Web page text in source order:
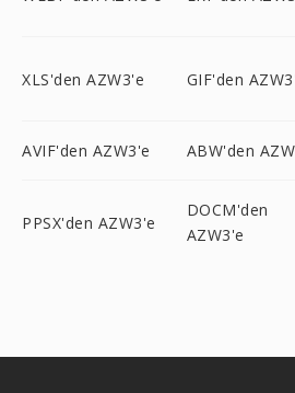
XLS'den AZW3'e GIF'den
AVIF'den AZW3'e ABW'den
PPSX'den AZW3'e
DOCM'den
AZW3'e